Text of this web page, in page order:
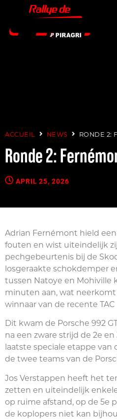
ACCUEIL NEWS RONDE 2:
Ronde 2:
APRIL 25, 2026
Adrian Fernémont hield
fouten en wist uiteindelijk
pechgebeurtenis bij de
losgeraakte schokdemper
tussen Natoye en Mohiville
minuten aan, wat
winnaar van de recente
Dit kwam de Porsche 992
na een zware strijd de 2e
laatste speciale etappe
de twee teams van de
Jos Verstappen heeft het
zetten en uiteindelijk
op ruime afstand, op de 5e
de koplopers niet kan